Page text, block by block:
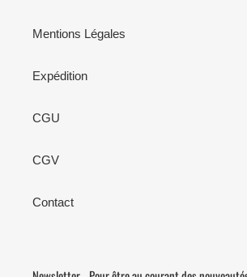
Mentions Légales
Expédition
CGU
CGV
Contact